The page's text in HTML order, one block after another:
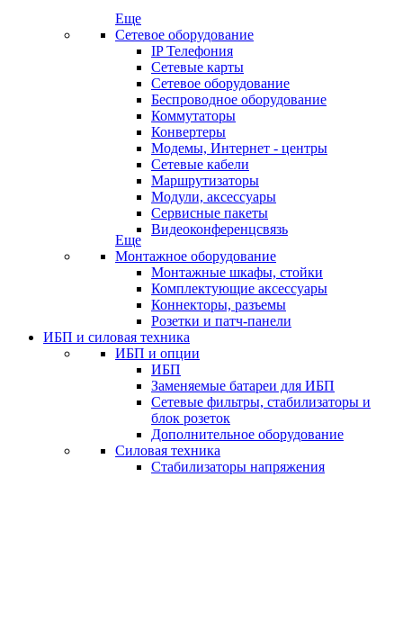
Еще
Сетевое оборудование
IP Телефония
Сетевые карты
Сетевое оборудование
Беспроводное оборудование
Коммутаторы
Конвертеры
Модемы, Интернет - центры
Сетевые кабели
Маршрутизаторы
Модули, аксессуары
Сервисные пакеты
Видеоконференцсвязь
Еще
Монтажное оборудование
Монтажные шкафы, стойки
Комплектующие аксессуары
Коннекторы, разъемы
Розетки и патч-панели
ИБП и силовая техника
ИБП и опции
ИБП
Заменяемые батареи для ИБП
Сетевые фильтры, стабилизаторы и
блок розеток
Дополнительное оборудование
Силовая техника
Стабилизаторы напряжения